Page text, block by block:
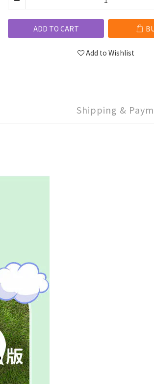
ADD TO CART
Add to Wishlist
Shipping &